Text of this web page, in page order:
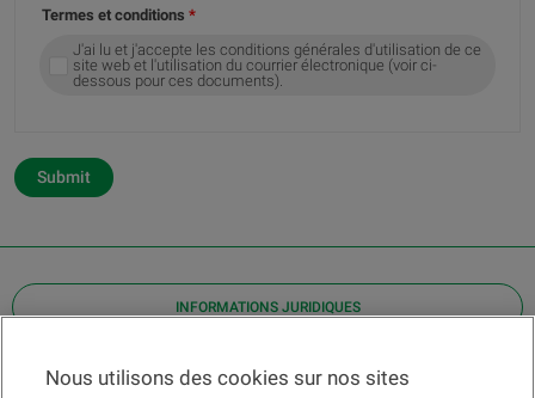
Termes et conditions
J'ai lu et j'accepte les conditions générales d'utilisation de ce
site web et l'utilisation du courrier électronique (voir ci-
dessous pour ces documents).
Submit
INFORMATIONS JURIDIQUES
Contact
Nous utilisons des cookies sur nos sites